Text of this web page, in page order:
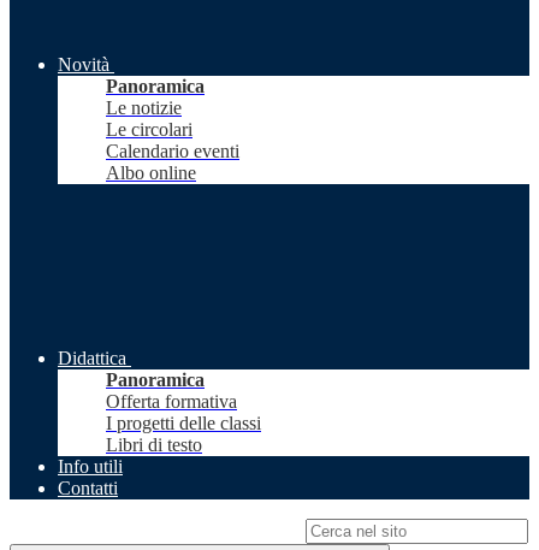
Novità
Panoramica
Le notizie
Le circolari
Calendario eventi
Albo online
Didattica
Panoramica
Offerta formativa
I progetti delle classi
Libri di testo
Info utili
Contatti